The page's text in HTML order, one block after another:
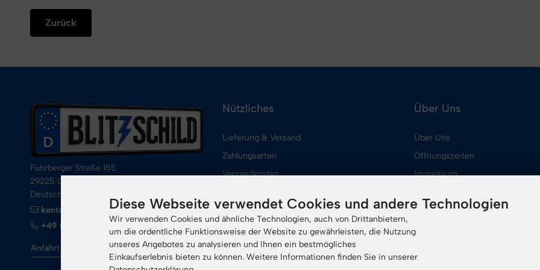
Zurück
Fuhrberger Straße 155
29225 Celle
Deutschland
kontakt@blitzschild.de
+49 (0) 5141 487438
Anfahrt
Nützliches
Lieferung & Versand
Zahlungsarten
Versandkosten
Zulassungsstellen
Sitemap
Cookie Einstellungen
Über Uns
Über Uns
Öffnungszeiten
Impressum
Muschard
Muschard24
Diese Webseite verwendet Cookies und andere Technologien
Wir verwenden Cookies und ähnliche Technologien, auch von Drittanbietern,
um die ordentliche Funktionsweise der Website zu gewährleisten, die Nutzung
unseres Angebotes zu analysieren und Ihnen ein bestmögliches
Einkaufserlebnis bieten zu können. Weitere Informationen finden Sie in unserer